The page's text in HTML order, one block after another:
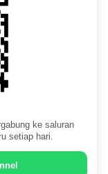
ke saluran
setiap hari.